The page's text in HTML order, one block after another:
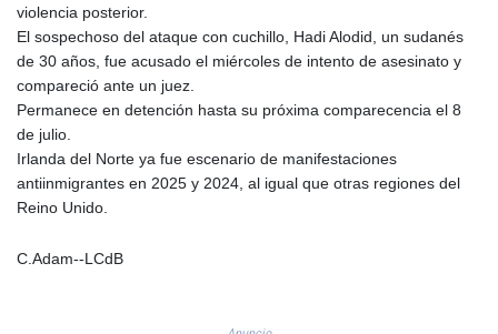
103223.017367
LKR 386.635196
LSL 18.726567
LVL 0.699335
LYD 7.331909
violencia posterior.
El sospechoso del ataque con cuchillo, Hadi Alodid, un sudanés
de 30 años, fue acusado el miércoles de intento de asesinato y
compareció ante un juez.
Permanece en detención hasta su próxima comparecencia el 8
de julio.
Irlanda del Norte ya fue escenario de manifestaciones
antiinmigrantes en 2025 y 2024, al igual que otras regiones del
Reino Unido.
C.Adam--LCdB